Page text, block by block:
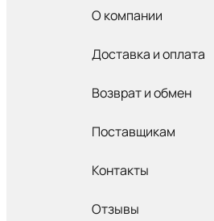
О компании
Доставка и оплата
Возврат и обмен
Поставщикам
Контакты
Отзывы